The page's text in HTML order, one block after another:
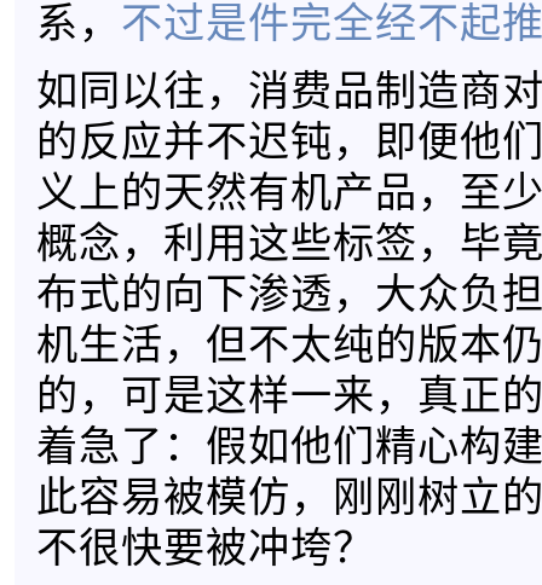
系， 不过是件完全经不起
如同以往，消费品制造商
的反应并不迟钝，即便他
义上的天然有机产品，至
概念，利用这些标签，毕
布式的向下渗透，大众负
机生活，但不太纯的版本
的，可是这样一来，真正
着急了：假如他们精心构
此容易被模仿，刚刚树立
不很快要被冲垮？